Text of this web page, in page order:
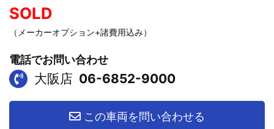
SOLD
（メーカーオプション+諸費用込み）
電話でお問い合わせ
大阪店 06-6852-9000
この車両を問い合わせる